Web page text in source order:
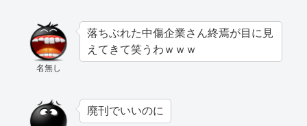
名無し
落ちぶれた中傷企業さん終焉が目に見
えてきて笑うわｗｗｗ
廃刊でいいのに